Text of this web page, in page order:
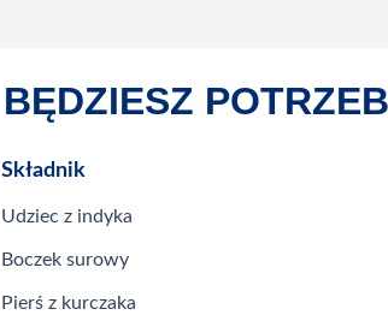
BĘDZIESZ
Składnik
Udziec z indyka
Boczek surowy
Pierś z kurczaka